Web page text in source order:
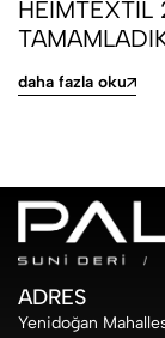
HEIMTEXTIL
daha fazla oku
ADRES
Yenidoğan